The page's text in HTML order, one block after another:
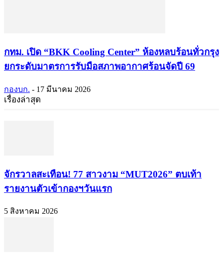
กทม. เปิด “BKK Cooling Center” ห้องหลบร้อนทั่วกรุง
ยกระดับมาตรการรับมือสภาพอากาศร้อนจัดปี 69
กองบก. - 17 มีนาคม 2026
เรื่องล่าสุด
จักรวาลสะเทือน! 77 สาวงาม “MUT2026” ตบเท้า
รายงานตัวเข้ากองฯวันแรก
5 สิงหาคม 2026